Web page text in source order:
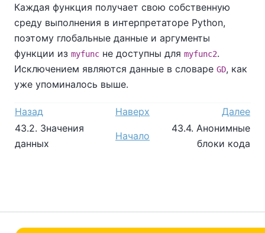
Каждая функция получает свою собственную
среду выполнения в интерпретаторе Python,
поэтому глобальные данные и аргументы
функции из myfunc не доступны для myfunc2.
Исключением являются данные в словаре GD, как
уже упоминалось выше.
Назад Наверх
Далее
43.2. Значения
данных
Начало
43.4. Анонимные
блоки кода